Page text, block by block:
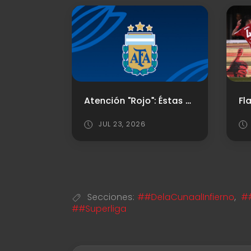
Atención "Rojo": Éstas son las nuevas reglas del fútbol argentino
JUL 23, 2026
Secciones: ##DelaCunaalInfierno,
##Superliga